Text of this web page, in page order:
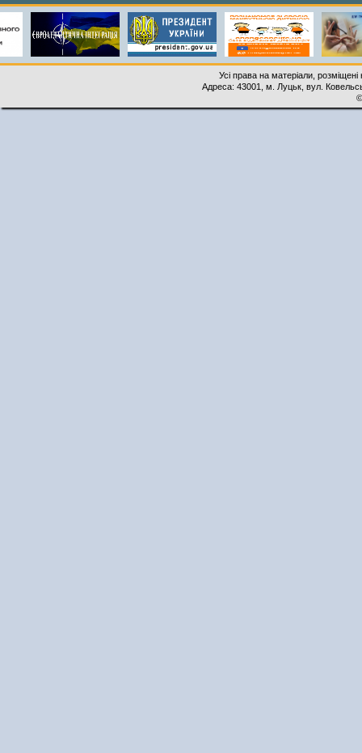
Усі права на матеріали,
Адреса: 43001, м. Луцьк, вул.